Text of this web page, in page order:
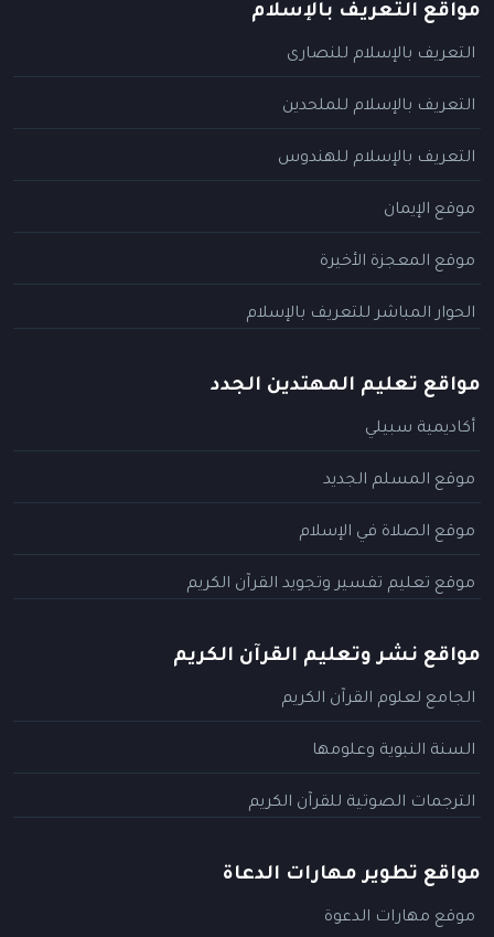
مواقع التعريف بالإسلام
التعريف بالإسلام للنصارى
التعريف بالإسلام للملحدين
التعريف بالإسلام للهندوس
موقع الإيمان
موقع المعجزة الأخيرة
الحوار المباشر للتعريف بالإسلام
مواقع تعليم المهتدين الجدد
أكاديمية سبيلي
موقع المسلم الجديد
موقع الصلاة في الإسلام
موقع تعليم تفسير وتجويد القرآن الكريم
مواقع نشر وتعليم القرآن الكريم
الجامع لعلوم القرآن الكريم
السنة النبوية وعلومها
الترجمات الصوتية للقرآن الكريم
مواقع تطوير مهارات الدعاة
موقع مهارات الدعوة